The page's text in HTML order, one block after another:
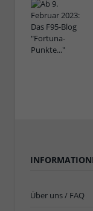
Über uns / FAQ